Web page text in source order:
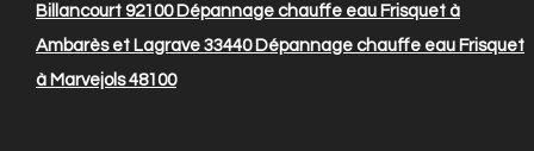
Billancourt 92100Dépannage chauffe eau Frisquet à
Ambarès et Lagrave 33440Dépannage chauffe eau Frisquet
à Marvejols 48100